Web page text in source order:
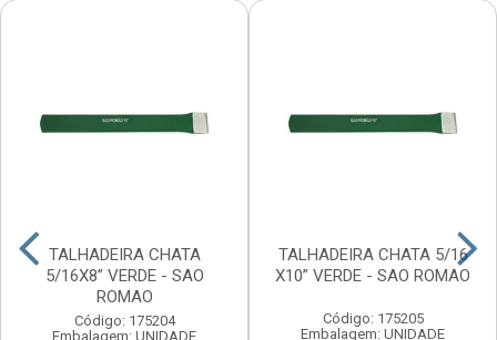
TALHADEIRA CHATA
5/16X8” VERDE - SAO
ROMAO
Código: 175204
Embalagem: UNIDADE
TALHADEIRA CHATA 5/16
X10” VERDE - SAO ROMAO
Código: 175205
Embalagem: UNIDADE